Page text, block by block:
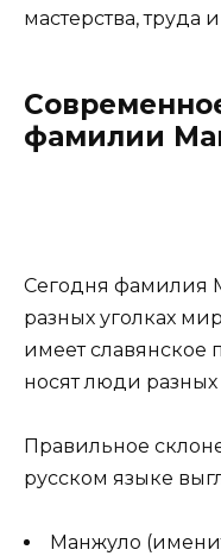
мастерства, труда и
фамилии
Сегодня фамилия
разных уголках
имеет славянское
носят люди
Правильное
русском языке
Манжуло